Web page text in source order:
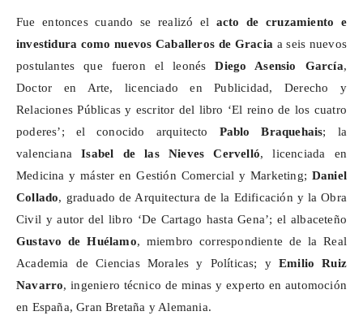
Fue entonces cuando se realizó el acto de cruzamiento e
investidura como nuevos Caballeros de Gracia a seis nuevos
postulantes que fueron el leonésDiego Asensio García,
Doctor en Arte, licenciado en Publicidad, Derecho y
Relaciones Públicas y escritor del libro ‘El reino de los cuatro
poderes’; el conocido arquitecto PabloBraquehais; la
valencianaIsabel de las Nieves Cervelló, licenciada en
Medicina y máster en Gestión Comercial y Marketing; Daniel
Collado, graduado de Arquitectura de la Edificación y la Obra
Civil y autor del libro ‘De Cartago hasta Gena’; el albaceteño
Gustavo deHuélamo, miembro correspondiente de la Real
Academia de Ciencias Morales y Políticas; y Emilio Ruiz
Navarro, ingeniero técnico de minas y experto en automoción
en España, Gran Bretaña y Alemania.